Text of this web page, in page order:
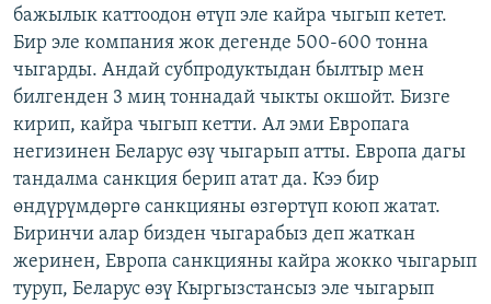
бажылык каттоодон өтүп эле кайра чыгып кетет.
Бир эле компания жок дегенде 500-600 тонна
чыгарды. Андай субпродуктыдан былтыр мен
билгенден 3 миң тоннадай чыкты окшойт. Бизге
кирип, кайра чыгып кетти. Ал эми Европага
негизинен Беларус өзү чыгарып атты. Европа дагы
тандалма санкция берип атат да. Кээ бир
өндүрүмдөргө санкцияны өзгөртүп коюп жатат.
Биринчи алар бизден чыгарабыз деп жаткан
жеринен, Европа санкцияны кайра жокко чыгарып
туруп, Беларус өзү Кыргызстансыз эле чыгарып